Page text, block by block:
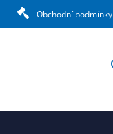
Obchodní podmínky